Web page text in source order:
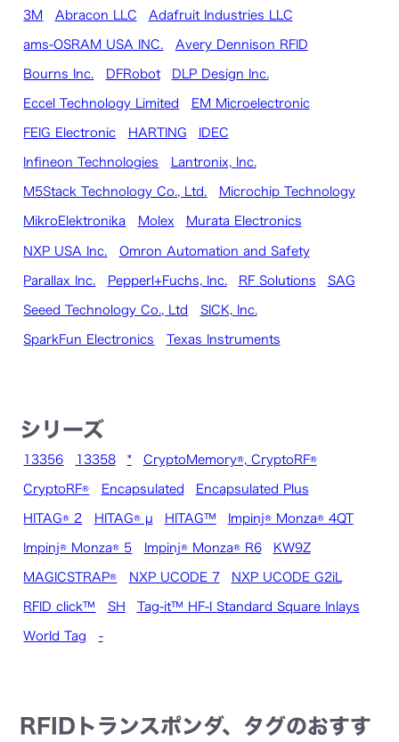
3M Abracon LLC Adafruit Industries LLC
ams-OSRAM USA INC. Avery Dennison RFID
Bourns Inc. DFRobot DLP Design Inc.
Eccel Technology Limited EM Microelectronic
FEIG Electronic HARTING IDEC
Infineon Technologies Lantronix, Inc.
M5Stack Technology Co., Ltd. Microchip Technology
MikroElektronika Molex Murata Electronics
NXP USA Inc. Omron Automation and Safety
Parallax Inc. Pepperl+Fuchs, Inc. RF Solutions SAG
Seeed Technology Co., Ltd SICK, Inc.
SparkFun Electronics Texas Instruments
シリーズ
13356 13358 * CryptoMemory®, CryptoRF®
CryptoRF® Encapsulated Encapsulated Plus
HITAG® 2 HITAG® µ HITAG™ Impinj® Monza® 4QT
Impinj® Monza® 5 Impinj® Monza® R6 KW9Z
MAGICSTRAP® NXP UCODE 7 NXP UCODE G2iL
RFID click™ SH Tag-it™ HF-I Standard Square Inlays
World Tag -
RFIDトランスポンダ、タグのおすす